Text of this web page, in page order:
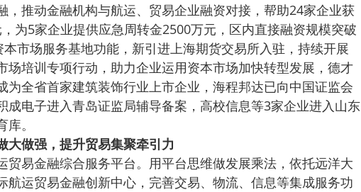
，推动金融机构与航运、贸易企业融资对接，帮助24家企业获
为5家企业提供应急周转金2500万元，区内直接融资规模突破
市场服务基地功能，新引进上海期货交易所入驻，持续开展
场培训专项行动，助力企业运用资本市场加快转型发展，德才
为全省首家建筑装饰行业上市企业，海程邦达已向中国证监会
成电子进入青岛证监局辅导备案，高校信息等3家企业进入山东
。
大做强，提升贸易集聚牵引力
贸易金融综合服务平台。用平台思维做发展乘法，依托远洋大
航运贸易金融创新中心，完善交易、物流、信息等集成服务功